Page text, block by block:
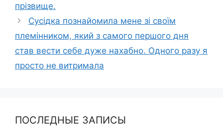
прізвище.
Сусідка познайомила мене зі своїм
племінником, який з самого першого дня
став вести себе дуже нахабно. Одного разу я
просто не витримала
ПОСЛЕДНЫЕ ЗАПИСЫ